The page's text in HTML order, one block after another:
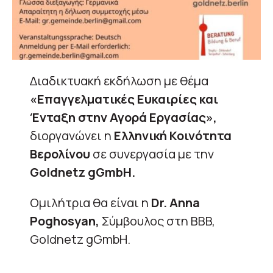
Διαδικτυακή εκδήλωση με θέμα
«Επαγγελματικές Ευκαιρίες και
Ένταξη στην Αγορά Εργασίας»,
διοργανώνει η Ελληνική Κοινότητα
Βερολίνου σε συνεργασία με την
Goldnetz gGmbH.
Ομιλήτρια θα είναι η Dr. Anna
Poghosyan, Σύμβουλος στη BBB,
Goldnetz gGmbH.